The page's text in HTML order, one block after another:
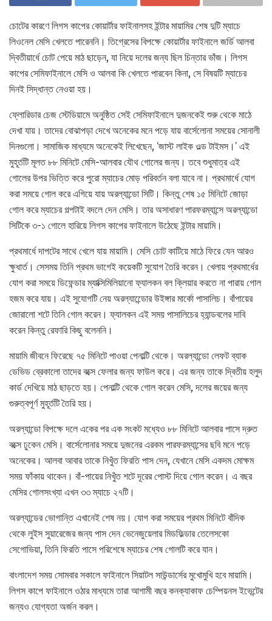
চোটের কারণে লিগস কাপের কোয়ার্টার ফাইনালসহ ইন্টার মায়ামির শেষ দুটি ম্যাচে
লিওনেল মেসি খেলতে পারেননি। তিগ্রেসের বিপক্ষে কোয়ার্টার ফাইনালে জর্ডি আলবা
দ্বিতীয়ার্ধে চোট পেয়ে মাঠ ছাড়েন, যা নিয়ে দলের জন্য ছিল চিন্তার ভাঁজ। লিগস
কাপের সেমিফাইনালে মেসি ও আলবা কি খেলতে পারবেন কিনা, সে বিষয়টি ম্যাচের
দিনই সিদ্ধান্ত নেওয়া হয়।
ফ্লোরিডার চেজ স্টেডিয়ামে অনুষ্ঠিত সেই সেমিফাইনালে দুজনকেই শুরু থেকে মাঠে
দেখা যায়। তাদের বোঝাপড়া দেখে অনেকের মনে পড়ে যায় বার্সেলোনা সময়ের সোনালী
দিনগুলো। সামাজিক মাধ্যমে অনেকেই লিখেছেন, ‘জাস্ট লাইক ওল্ড টাইমস।’ এই
মুহূর্তটি মূলত ৮৮ মিনিটে মেসি-আলবার যৌথ গোলের জন্য। তবে শুধুমাত্র এই
গোলের উপর ভিত্তি করে পুরো ম্যাচের মোড় পরিবর্তন বলা যাবে না। প্রথমার্ধে যোগ
করা সময়ে গোল করে এগিয়ে যায় অরল্যান্ডো সিটি। কিন্তু শেষ ১৫ মিনিটে জোড়া
গোল করে ম্যাচের গল্পটাই বদলে দেন মেসি। তার অসাধারণ পারফরম্যান্সে অরল্যান্ডো
সিটিকে ৩-১ গোলে হারিয়ে লিগস কাপের ফাইনালে উঠেছে ইন্টার মায়ামি।
প্রথমার্ধে দাপটের সাথে খেলে যায় মায়ামি। মেসি চোট কাটিয়ে মাঠে ফিরে যেন আরও
ক্ষুধার্ত। সেসময় তিনি প্রথম ভাগেই কয়েকটি সুযোগ তৈরি করেন। খেলায় প্রথমার্ধের
যোগ করা সময়ে ডিফেন্ডার ম্যাক্সিমিলিয়ানো ফ্যালকন বল ক্লিয়ার করতে না পারায় গোল
হজম করে যায়। এই সুযোগটি নেয় অরল্যান্ডোের উইঙ্গার মার্কো পাসালিচ। বাঁপায়ের
জোরালো শটে তিনি গোল করেন। ফ্যালকন এই সময় পাসালিচের হ্যান্ডবলের দাবি
করেন কিন্তু রেফারি কিছু বলেননি।
মায়ামি জীবনে ফিরেছে ৭৫ মিনিটে পাওয়া পেনাল্টি থেকে। অরল্যান্ডো লেফট ব্যাক
ডেভিড ব্রেকালো তাদের বক্সে ফেলার জন্য ফাউল করে। এর জন্য তাকে দ্বিতীয় হলুদ
কার্ড দেখিয়ে মাঠ ছাড়তে হয়। পেনাল্টি থেকে গোল করেন মেসি, দলের জয়ের জন্য
গুরুত্বপূর্ণ মুহূর্তটি তৈরি হয়।
অরল্যান্ডো বিপক্ষে দলে একের পর এক সংকট মধ্যেও ৮৮ মিনিটে আলবার পাসে দ্রুত
বক্সে ঢুকেন মেসি। বার্সেলোনার সময়ে দুজনের এরকম পারফরম্যান্সের ছবি মনে পড়ে
অনেকের। আলবা আবার তাকে নিখুঁত ফিরতি পাস দেন, যেখানে মেসি একদম মোক্ষম
সময় ফাঁকায় থাকেন। বাঁ-পায়ের নিখুঁত শটে দূরের পোস্ট দিয়ে গোল করেন। এ বছর
মেসির গোলসংখ্যা এখন ৩৩ ম্যাচে ২৭টি।
অরল্যান্ডের ভোগান্তি এখানেই শেষ নয়। যোগ করা সময়ের প্রথম মিনিটে বাঁদিক
থেকে লুইস সুয়ারেজের জন্য পাস দেন ভেনেজুয়েলার মিডফিল্ডার তেলেসকো
সেগোভিয়া, তিনি ফিরতি পাসে পরিশেষে ম্যাচের শেষ গোলটি করে যান।
বাংলাদেশ সময় সোমবার সকালে ফাইনালে সিয়াটল সাউন্ডার্সের মুখোমুখি হবে মায়ামি।
লিগস কাপে ফাইনালে ওঠার মাধ্যমে তারা আগামী বছর কনক্যাকাফ চেম্পিয়নস ইভেন্টের
জন্যও যোগ্যতা অর্জন করল।